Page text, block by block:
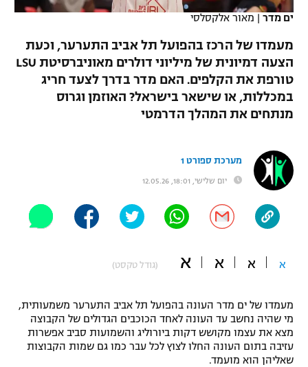
תוצאות
לוח שידורים
ברחבה
"מעל הליגה" – פודקאסט
"מחצית בשכונה" – פודקאסט
תקנון עבור פעילות אלקטרה
תקנון עבור פעילות ספורט 1 – "מרלן"
גיימינג E-Sports
הפועל תל אביב
הפועל חיפה
הפועל באר שבע
בני יהודה
ליגה הולנדית
ליגה טורקית
ליגה ברזילאית
דני אבדיה
שחייה
ג'ודו
אגרוף
ספורט אולימפי
היאבקות WWE
אופניים
פוטבול אמריקאי NFL
בייסבול MLB
ים מדר | מאור אלקסלסי
מעמדו של הרכז בהפועל תל אביב התערער, וכעת
הצעה דמיונית של מיליוני דולרים מאוניברסיטת LSU
טורפת את הקלפים. האם מדר בדרך לצעד חריג
במכללות, או שישאר בישראל? האוזמן וגרוס
מנתחים את המהלך הדרמטי
מערכת ספורט 1
יום שלישי, 18:01, 12.05.26
א א א א (גודל טקסט)
מעמדו של ים מדר העונה בהפועל תל אביב התערער משמעותית,
מי שהיה נחשב עד העונה לאחד הכוכבים הגדולים של הקבוצה
מצא את עצמו מקושש דקות ביורוליג והשמועות סביב אפשרות
עזיבה בתום העונה החלו לצוץ לכל עבר כמו גם שמות הקבוצות
שאליהן הוא מועמד.